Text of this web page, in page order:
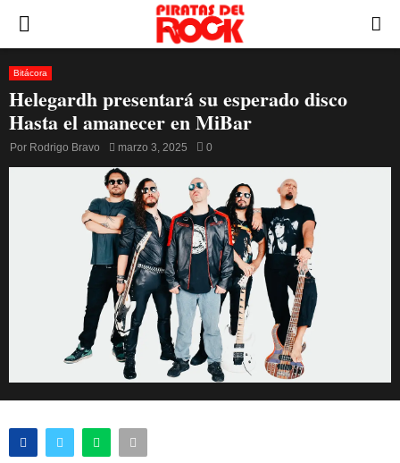
PRIMARY
MENU
Bitácora
Helegardh presentará su esperado disco
Hasta el amanecer en MiBar
Por Rodrigo Bravo marzo 3, 2025 0